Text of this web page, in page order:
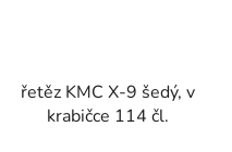
řetěz KMC X-9 šedý, v
krabičce 114 čl.